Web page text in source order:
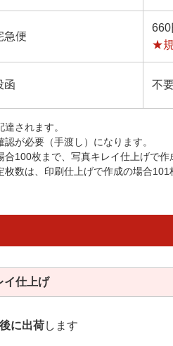
急便
660
★規
函 不
されます。
が必要（手渡し）になります。
100枚まで、写真キレイ仕上げで作
数は、印刷仕上げで作成の場合
イ仕上げ
に出荷します